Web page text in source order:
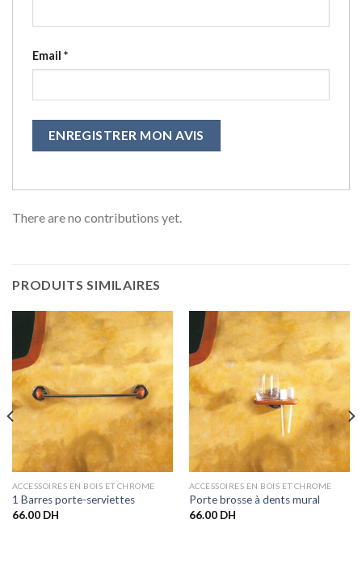
Email *
ENREGISTRER MON AVIS
There are no contributions yet.
PRODUITS SIMILAIRES
ACCESSOIRES EN BOIS ET CHROME
1 Barres porte-serviettes
66.00 DH
ACCESSOIRES EN BOIS ET CHROME
Porte brosse à dents mural
66.00 DH